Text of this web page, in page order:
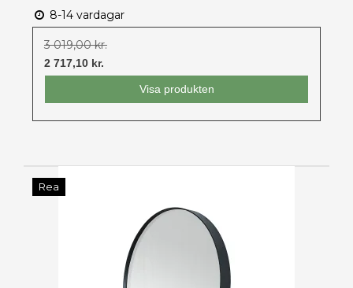
8-14 vardagar
3 019,00 kr.
2 717,10 kr.
Visa produkten
Rea